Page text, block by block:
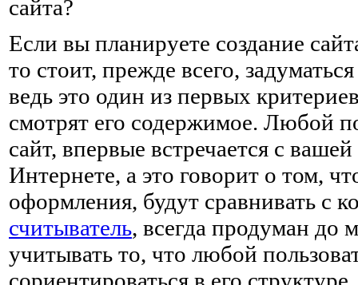
сайта?
Если вы планируете создание
то стоит, прежде всего,
ведь это один из первых
смотрят его содержимое. Любой
сайт, впервые встречается с
Интернете, а это говорит о том,
оформления, будут сравнивать с
считыватель, всегда продуман до
учитывать то, что любой